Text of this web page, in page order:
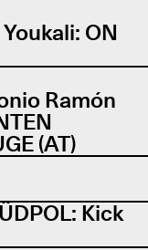
ON
Ramón
(AT)
Kick